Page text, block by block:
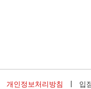
개인정보처리방침 입